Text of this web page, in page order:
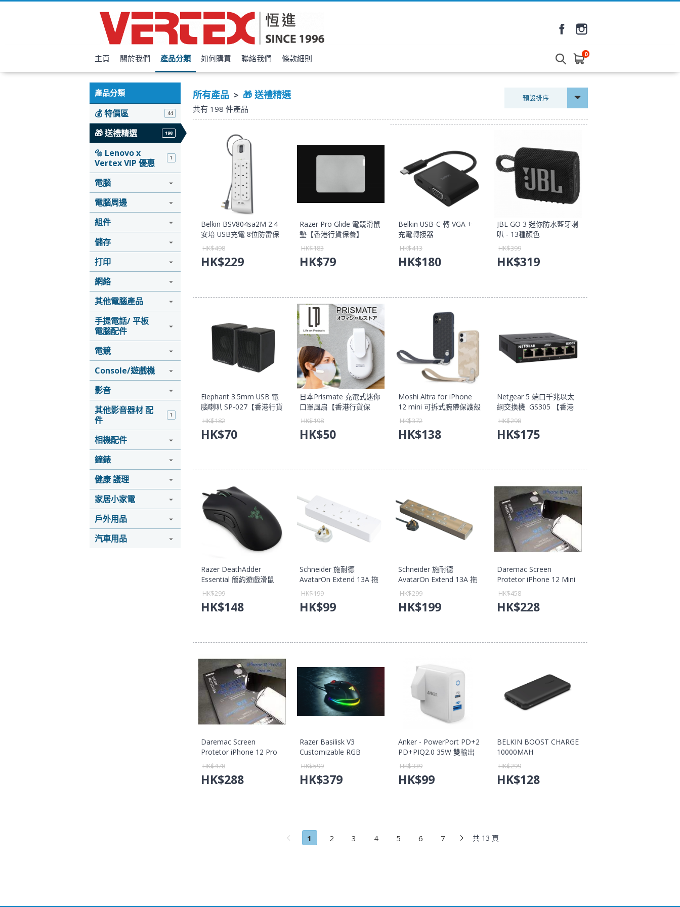
主頁 關於我們 產品分類 如何購買 聯絡我們 條款細則 0
產品分類
💰 特價區 44
🎁 送禮精選 198
🔩 Lenovo x
Vertex VIP 優惠
1
電腦
電腦周邊
組件
儲存
打印
網絡
其他電腦產品
手提電話/ 平板
電腦配件
電競
Console/遊戲機
影音
其他影音器材 配
件
1
相機配件
鐘錶
健康 護理
家居小家電
戶外用品
汽車用品
所有產品 > 🎁 送禮精選 預設排序
共有 198 件產品
Belkin BSV804sa2M 2.4
安培 USB充電 8位防雷保
護拖板【香港行貨保養】
HK$498
HK$229
Razer Pro Glide 電競滑鼠
墊【香港行貨保養】
HK$183
HK$79
Belkin USB-C 轉 VGA +
充電轉接器
(AVC001btBK)【香港行貨
保養】
HK$413
HK$180
JBL GO 3 迷你防水藍牙喇
叭 - 13種顏色
HK$399
HK$319
Elephant 3.5mm USB 電
腦喇叭 SP-027【香港行貨
保養】
HK$182
HK$70
日本Prismate 充電式迷你
口罩風扇【香港行貨保
養】
HK$198
HK$50
Moshi Altra for iPhone
12 mini 可拆式腕帶保護殼
(SnapTo)【香港行貨保
養】
HK$372
HK$138
Netgear 5 端口千兆以太
網交換機 GS305 【香港
行貨保養】
HK$298
HK$175
Razer DeathAdder
Essential 簡約遊戲滑鼠
(雷蛇蝰蛇標準版) 【香港
行貨保養】
HK$299
HK$148
Schneider 施耐德
AvatarOn Extend 13A 拖
板 TSH33_3_WE_C5 【香
港行貨保養】
HK$199
HK$99
Schneider 施耐德
AvatarOn Extend 13A 拖
板 連USB插頭 沉醉金
TSH34U_3_GH_C5 【香港
行貨保養】
HK$299
HK$199
Daremac Screen
Protetor iPhone 12 Mini
4Ways Privacy Coming
Glass-H (BK) (SD1254-
HBFP) 【香港行貨保養】
HK$458
HK$228
Daremac Screen
Protetor iPhone 12 Pro
Max 4 Ways Privacy
Coming Glass-H (BK)
(SD1267-HBFP) 【香港行
HK$478
HK$288
Razer Basilisk V3
Customizable RGB
Gaming Mouse 人體工學
遊戲滑鼠【香港行貨保
養】
HK$599
HK$379
Anker - PowerPort PD+2
PD+PIQ2.0 35W 雙輸出
充電器
HK$339
HK$99
BELKIN BOOST CHARGE
10000MAH
POWERBANK【香港行貨
保養】
HK$299
HK$128
1 2 3 4 5 6 7 共 13 頁